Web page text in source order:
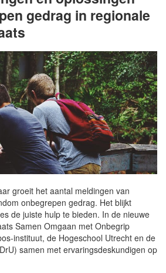
gedrag in regionale
groeit het aantal meldingen van
onbegrepen gedrag. Het blijkt
de juiste hulp te bieden. In de nieuwe
Samen Omgaan met Onbegrip
instituut, de Hogeschool Utrecht en de
samen met ervaringsdeskundigen op